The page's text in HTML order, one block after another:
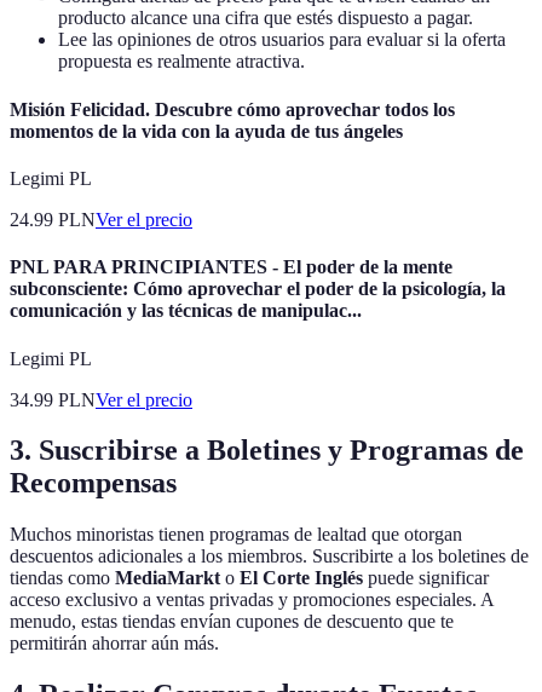
producto alcance una cifra que estés dispuesto a pagar.
Lee las opiniones de otros usuarios para evaluar si la oferta
propuesta es realmente atractiva.
Misión Felicidad. Descubre cómo aprovechar todos los
momentos de la vida con la ayuda de tus ángeles
Legimi PL
24.99 PLNVer el precio
PNL PARA PRINCIPIANTES - El poder de la mente
subconsciente: Cómo aprovechar el poder de la psicología, la
comunicación y las técnicas de manipulac...
Legimi PL
34.99 PLNVer el precio
3. Suscribirse a Boletines y Programas de
Recompensas
Muchos minoristas tienen programas de lealtad que otorgan
descuentos adicionales a los miembros. Suscribirte a los boletines de
tiendas como MediaMarkt o El Corte Inglés puede significar
acceso exclusivo a ventas privadas y promociones especiales. A
menudo, estas tiendas envían cupones de descuento que te
permitirán ahorrar aún más.